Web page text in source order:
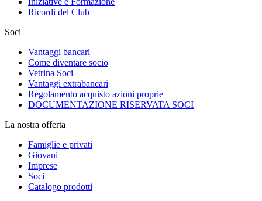
Ricordi del Club
Soci
Vantaggi bancari
Come diventare socio
Vetrina Soci
Vantaggi extrabancari
Regolamento acquisto azioni proprie
DOCUMENTAZIONE RISERVATA SOCI
La nostra offerta
Famiglie e privati
Giovani
Imprese
Soci
Catalogo prodotti